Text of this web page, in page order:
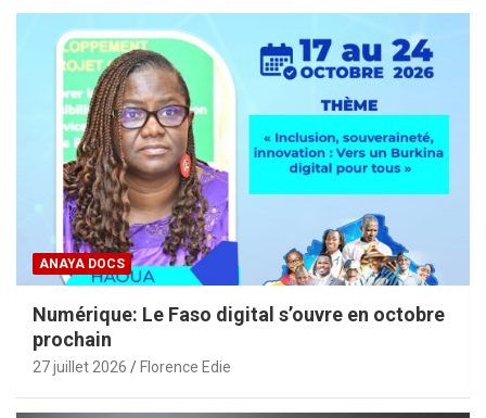
ANAYA DOCS
Numérique: Le Faso digital s’ouvre en octobre
prochain
27 juillet 2026 Florence Edie